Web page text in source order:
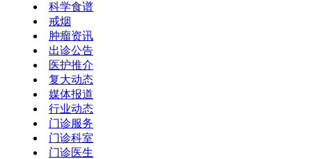
科学食谱
戒烟
肿瘤资讯
出诊公告
医护推介
复大动态
媒体报道
行业动态
门诊服务
门诊科室
门诊医生